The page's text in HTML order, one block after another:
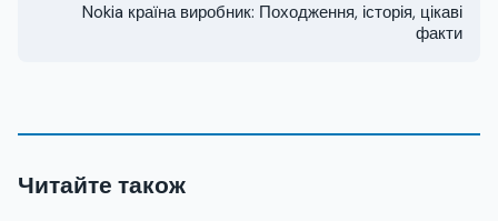
Nokia країна виробник: Походження, історія, цікаві
факти
Читайте також